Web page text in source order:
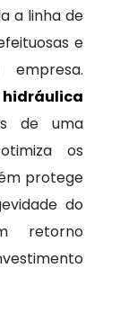
a linha de
e
hidráulica
de uma
os
protege
do
retorno